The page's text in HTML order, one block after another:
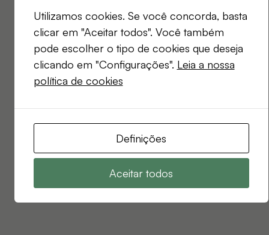
Utilizamos cookies. Se você concorda, basta
clicar em "Aceitar todos". Você também
pode escolher o tipo de cookies que deseja
clicando em "Configurações". Leia a nossa
política de cookies
Definições
Aceitar todos